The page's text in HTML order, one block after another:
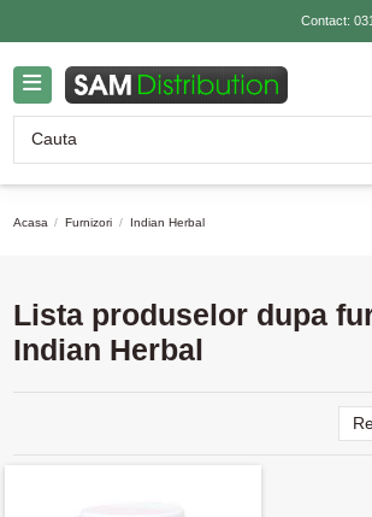
Contact:
Acasa Furnizori Indian Herbal
Lista produselor dupa
Indian Herbal